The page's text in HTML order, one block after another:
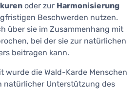
oder zur Harmonisierung
Beschwerden nutzen.
über sie im Zusammenhang mit
bei der sie zur natürlichen
beitragen kann.
wurde die Wald-Karde Menschen
natürlicher Unterstützung des